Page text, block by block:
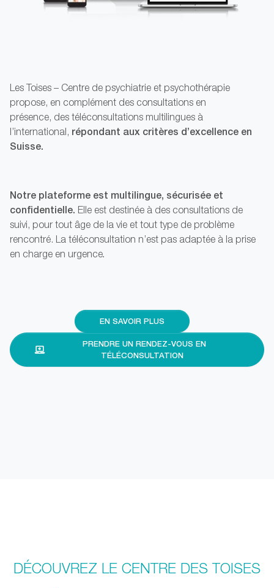
Les Toises – Centre de psychiatrie et psychothérapie
propose, en complément des consultations en
présence, des téléconsultations multilingues à
l’international, répondant aux critères d’excellence en
Suisse.
Notre plateforme est multilingue, sécurisée et
confidentielle. Elle est destinée à des consultations de
suivi, pour tout âge de la vie et tout type de problème
rencontré. La téléconsultation n’est pas adaptée à la prise
en charge en urgence.
EN SAVOIR PLUS
PRENDRE UN RENDEZ-VOUS EN
TÉLÉCONSULTATION
DÉCOUVREZ LE CENTRE DES TOISES